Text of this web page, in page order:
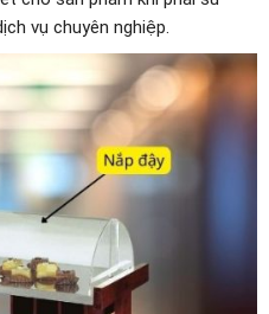
vụ chuyên nghiệp.